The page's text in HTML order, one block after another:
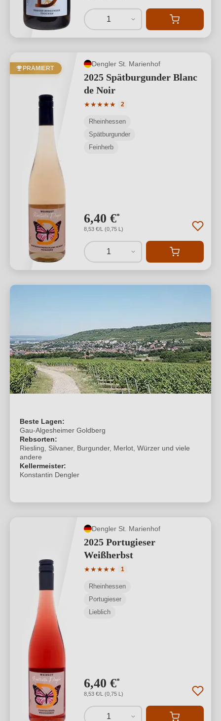
1
PRÄMIERT
Dengler St. Marienhof
2025 Spätburgunder Blanc
de Noir
★★★★★
Durchschnittliche Bewertung von 5
2
Rheinhessen
Spätburgunder
Feinherb
6,40 €*
8,53 €/L (0,75 L)
1
Beste Lagen:
Gau-Algesheimer Goldberg
Rebsorten:
Riesling, Silvaner, Burgunder, Merlot, Würzer und viele
andere
Kellermeister:
Konstantin Dengler
Dengler St. Marienhof
2025 Portugieser
Weißherbst
★★★★★
Durchschnittliche Bewertung von 5
1
Rheinhessen
Portugieser
Lieblich
6,40 €*
8,53 €/L (0,75 L)
1